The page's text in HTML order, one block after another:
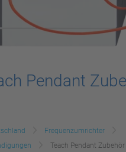
Pendant
Frequenzumrichter
Teach Pendant Zubehör